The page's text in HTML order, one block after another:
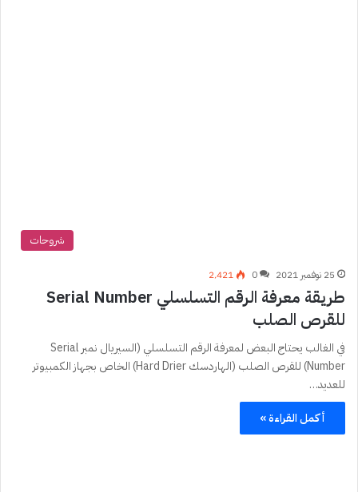
شروحات
25 نوفمبر 2021 0 2٬421
طريقة معرفة الرقم التسلسلي Serial Number
للقرص الصلب
في الغالب يحتاج البعض لمعرفة الرقم التسلسلي (السيريال نمبر Serial
Number) للقرص الصلب (الهاردسك Hard Drier) الخاص بجهاز الكمبيوتر
للعديد…
أكمل القراءة »